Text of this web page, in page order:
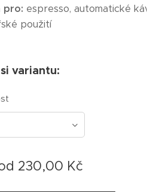
pro: espresso, automatické
použití
variantu:
230,00 Kč